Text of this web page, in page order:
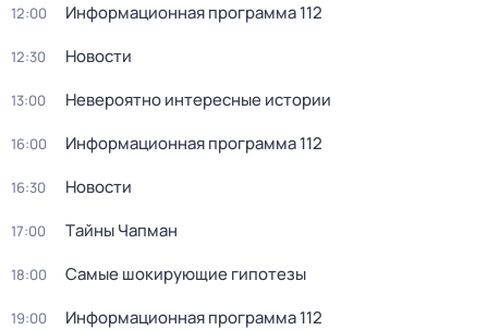
12:00 Информационная программа 112
12:30 Новости
13:00 Невероятно интересные истории
16:00 Информационная программа 112
16:30 Новости
17:00 Тaйны Чапман
18:00 Самые шoкиpующие гипотезы
19:00 Информационная программа 112